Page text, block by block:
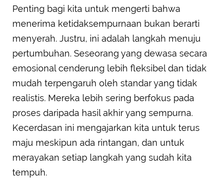
Penting bagi kita untuk mengerti bahwa
menerima ketidaksempurnaan bukan berarti
menyerah. Justru, ini adalah langkah menuju
pertumbuhan. Seseorang yang dewasa secara
emosional cenderung lebih fleksibel dan tidak
mudah terpengaruh oleh standar yang tidak
realistis. Mereka lebih sering berfokus pada
proses daripada hasil akhir yang sempurna.
Kecerdasan ini mengajarkan kita untuk terus
maju meskipun ada rintangan, dan untuk
merayakan setiap langkah yang sudah kita
tempuh.